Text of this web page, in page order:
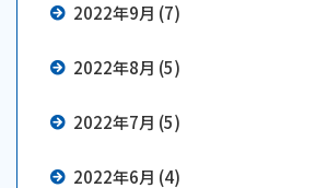
2022年9月 (7)
2022年8月 (5)
2022年7月 (5)
2022年6月 (4)